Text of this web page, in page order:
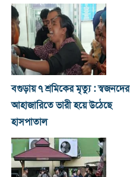
বগুড়ায় ৭ শ্রমিকের মৃত্যু : স্বজনদের
আহাজারিতে ভারী হয়ে উঠেছে
হাসপাতাল